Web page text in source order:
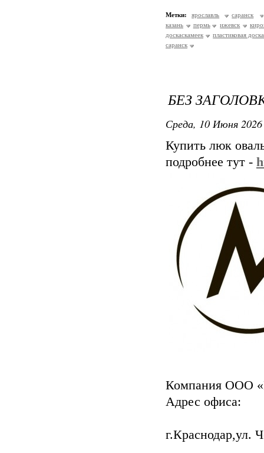
Метки: ярославль
саранск
казань
пермь ижевск
доскаскамеек
пластиковая
саранск
БЕЗ
Среда, 10 Июня
Купить люк
подробнее тут -
Компания ООО
Адрес офиса:
г.Краснодар,ул.